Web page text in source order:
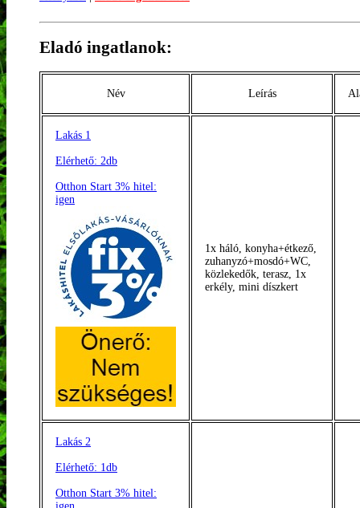
Eladó ingatlanok:
Név Leírás
Lakás 1
Elérhető: 2db
Otthon Start 3% hitel:
igen
1x háló, konyha+étkező,
zuhanyzó+mosdó+WC,
közlekedők, terasz, 1x
erkély, mini díszkert
Lakás 2
Elérhető: 1db
Otthon Start 3% hitel: